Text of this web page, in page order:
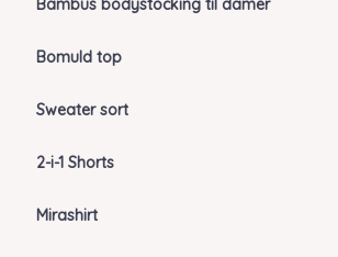
Bambus bodystocking til damer
Bomuld top
Sweater sort
2-i-1 Shorts
Mirashirt